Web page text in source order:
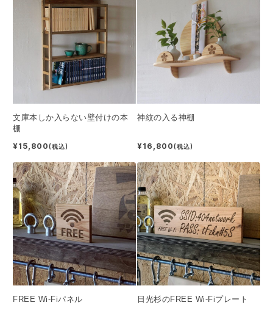
文庫本しか入らない壁付けの本
棚
¥15,800(税込)
神紋の入る神棚
¥16,800(税込)
FREE Wi-Fiパネル 日光杉のFREE Wi-Fiプレート